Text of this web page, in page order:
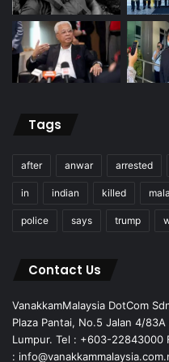
Tags
after anwar arrested
in indian killed
police says trump
Contact Us
VanakkamMalaysia DotCom
Plaza Pantai, No.5 Jalan 4/
Lumpur. Tel : +603-
: